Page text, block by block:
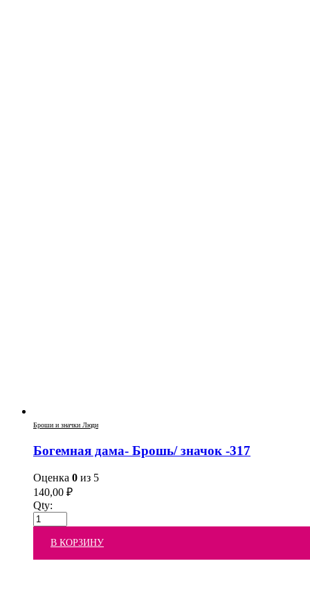
Броши и значки Люди
Богемная дама- Брошь/ значок -317
Оценка 0 из 5
140,00 ₽
Qty:
В КОРЗИНУ